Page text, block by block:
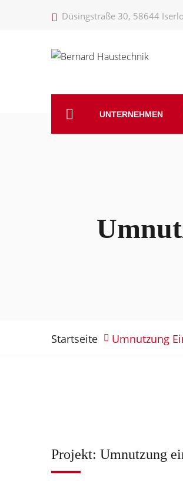
Düsingstraße 30, 58644
UNTERNEHMEN
Startseite Umnutzung
Projekt: Umnutzung